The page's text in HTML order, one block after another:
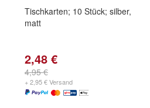
Tischkarten; 10 Stück; silber,
matt
2,48 €
4,95 €
+ 2,95 € Versand